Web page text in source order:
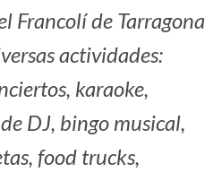
Francolí de Tarragona
actividades:
karaoke,
DJ, bingo musical,
food trucks,